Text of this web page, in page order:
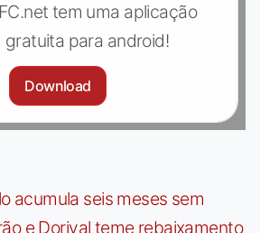
tem uma aplicação
gratuita para android!
Download
acumula seis meses sem
e Dorival teme rebaixamento